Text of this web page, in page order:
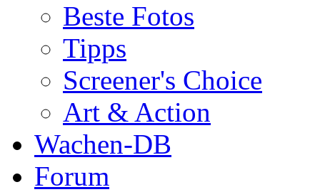
Beste Fotos
Tipps
Screener's Choice
Art & Action
Wachen-DB
Forum